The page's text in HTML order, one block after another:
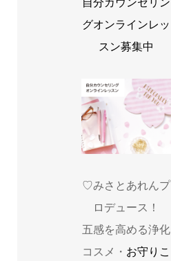
グオンラインレッ
スン募集中
♡みさとあれんプ
ロデュース！
五感を高める浄化
コスメ・ お守りこ